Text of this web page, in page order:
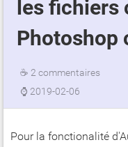
les fichiers
Photoshop
☕ 2 commentaires
⌚ 2019-02-06
Pour la fonctionalité